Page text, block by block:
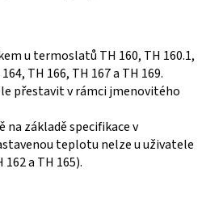
u termoslatů TH 160, TH 160.1,
TH 166, TH 167 a TH 169.
přestavit v rámci jmeno­vitého
na základě specifikace v
teplotu nelze u uživatele
a TH 165).